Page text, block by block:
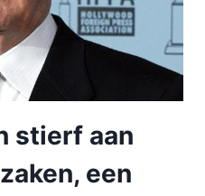
stierf aan
een